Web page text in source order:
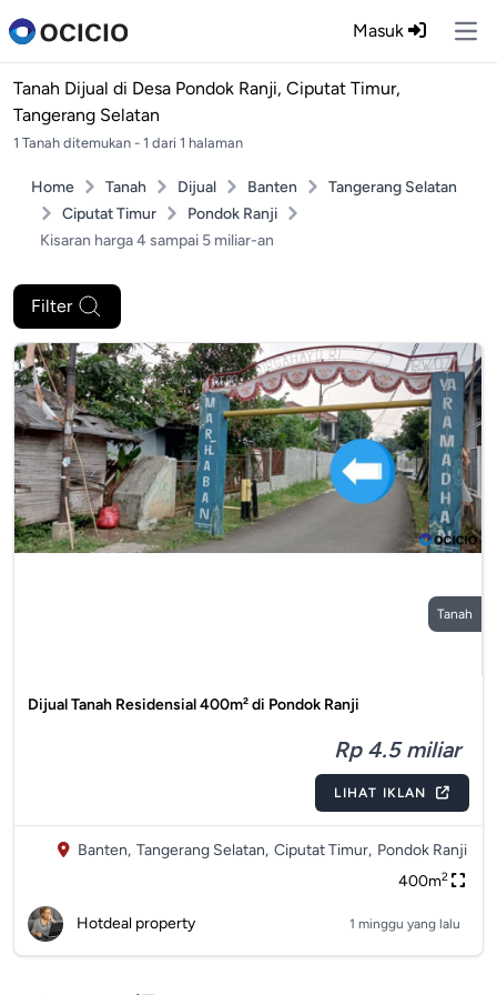
Masuk
Tanah Dijual di Desa Pondok Ranji, Ciputat Timur,
Tangerang Selatan
1 Tanah ditemukan - 1 dari 1 halaman
Home Tanah Dijual Banten
Tangerang Selatan
Ciputat Timur
Pondok Ranji
Kisaran harga 4 sampai 5 miliar-an
Filter
Tanah
Dijual Tanah Residensial 400m² di Pondok Ranji
Rp 4.5 miliar
LIHAT IKLAN
Banten, Tangerang Selatan, Ciputat Timur, Pondok Ranji
400m2
Hotdeal property 1 minggu yang lalu